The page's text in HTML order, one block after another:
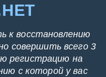
к восстановлению
совершить всего 3
регистрацию на
с которой у вас